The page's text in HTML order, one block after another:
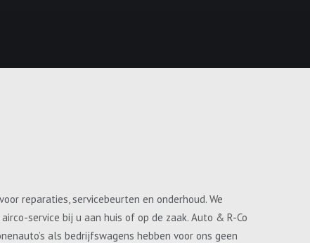
reparaties, servicebeurten en onderhoud. We
service bij u aan huis of op de zaak. Auto & R-Co
als bedrijfswagens hebben voor ons geen